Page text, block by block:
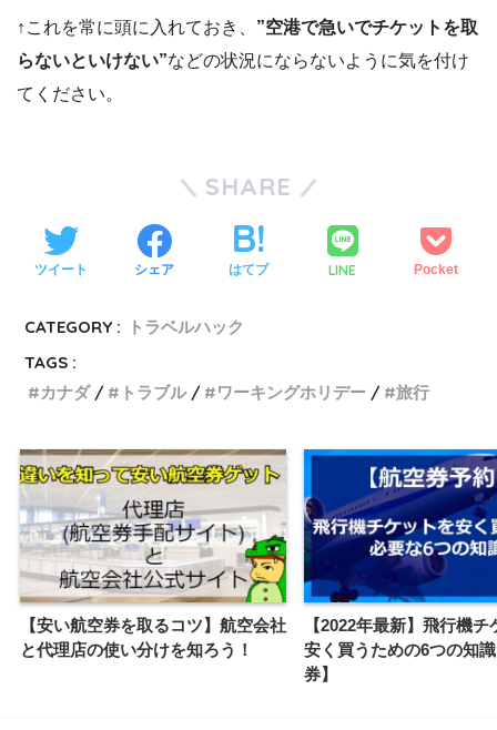
↑これを常に頭に入れておき、 ”空港で急いでチケットを取
らないといけない”などの状況にならないように気を付け
てください。
SHARE
ツイート シェア はてブ LINE Pocket
CATEGORY :
トラベルハック
TAGS :
カナダ
トラブル ワーキングホリデー 旅行
【安い航空券を取るコツ】航空会社
と代理店の使い分けを知ろう！
【2022年最新】飛行機チ
安く買うための6つの知
券】